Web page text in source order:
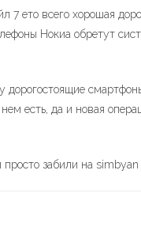
7 ето всего хорошая
Нокиа обретут
есть, да и новая
забили на simbyan